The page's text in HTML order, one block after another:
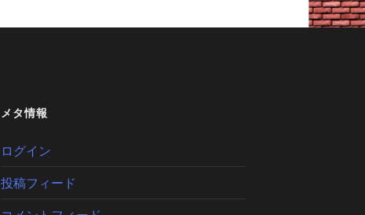
メタ情報
ログイン
投稿フィード